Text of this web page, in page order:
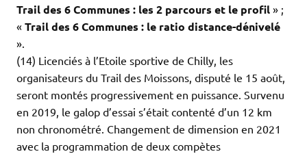
Trail des 6 Communes : les 2 parcours et le profil » ;
« Trail des 6 Communes : le ratio distance-dénivelé
».
(14) Licenciés à l’Etoile sportive de Chilly, les
organisateurs du Trail des Moissons, disputé le 15 août,
seront montés progressivement en puissance. Survenu
en 2019, le galop d’essai s’était contenté d’un 12 km
non chronométré. Changement de dimension en 2021
avec la programmation de deux compètes